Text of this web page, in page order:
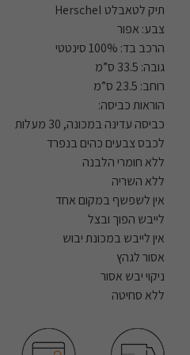
תיק לטאבלט Herschel
צבע: אפור
הרכב בד: 100% סינטטי
גובה: 33.5 ס”מ
רוחב: 23.5 ס”מ
הוראות כביסה:
כביסה עדינה במכונה, 30 מעלות
לכבס צבעים כהים בנפרד
ללא חומרי הלבנה
ללא השריה
אין לשפשף במקום אחד
לייבש הפוך ובצל
אין לייבש במכונת יבוש
אסור לגהץ
ניקוי יבש אסור
ללא סחיטה